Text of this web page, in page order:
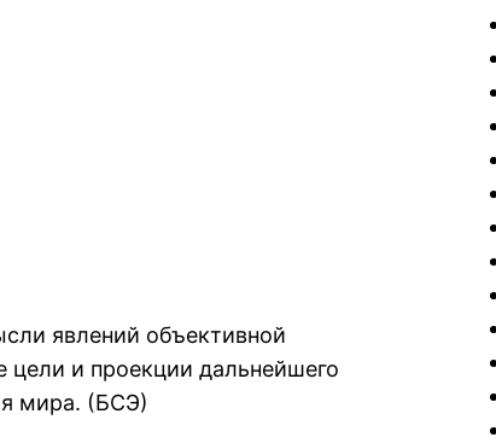
явлений объективной
цели и проекции дальнейшего
мира. (БСЭ)